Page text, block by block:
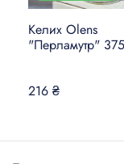
Келих Olens
"Перламутр"
216 ₴